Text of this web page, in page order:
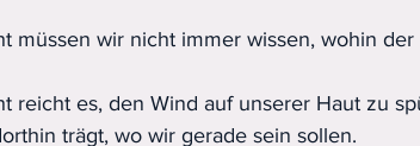
müssen wir nicht immer wissen, wohin
reicht es, den Wind auf unserer Haut zu
trägt, wo wir gerade sein sollen.